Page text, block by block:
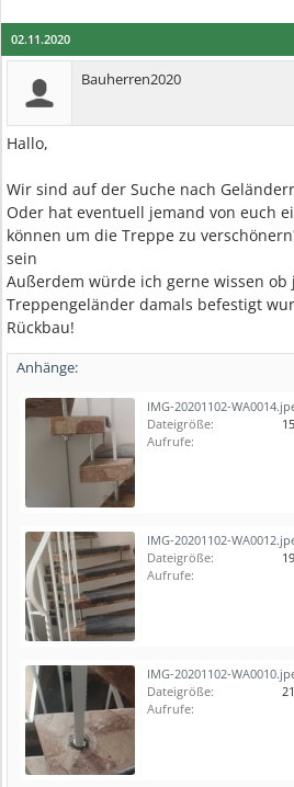
02.11.2020
Bauherren2020
Hallo,
Wir sind auf der Suche nach
Oder hat eventuell jemand von euch
können um die Treppe zu
sein
Außerdem würde ich gerne wissen ob
Treppengeländer damals befestigt
Rückbau!
Anhänge:
IMG-20201102-
Dateigröße:
Aufrufe:
IMG-20201102-
Dateigröße:
Aufrufe:
IMG-20201102-
Dateigröße:
Aufrufe: